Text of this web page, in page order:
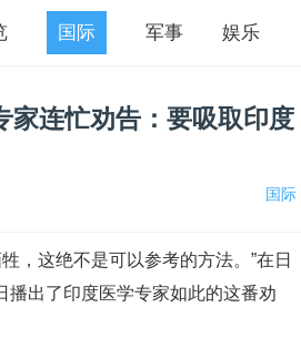
国际 军事 娱乐
家连忙劝告：要吸取印度
国际
，这绝不是可以参考的方法。”在日
播出了印度医学专家如此的这番劝